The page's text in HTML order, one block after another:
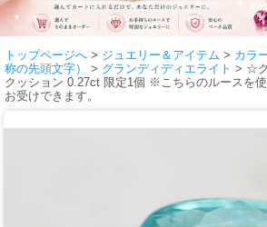
トップページへ > ジュエリー＆アイテム > カラ
称の先頭文字）
> グランディディエライト > ☆グ
クッション 0.27ct 限定1個 ※こちらのルースを
お受けできます。